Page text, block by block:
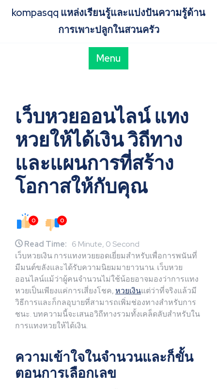
kompasqq แหล่งเรียนรู้และแบ่งปันความรู้ด้าน
การเพาะปลูกในสวนครัว
Menu
เว็บหวยออนไลน์ แทง
หวยให้ได้เงิน วิถีทาง
และแผนการที่สร้าง
โอกาสให้กับคุณ
0 0
Read Time: 6 Minute, 0 Second
เว็บหวยเงิน การแทงหวยยอดเยี่ยมสำหรับเพื่อการพนันที่
มีมนต์ขลังและได้รับความนิยมมายาวนาน. เว็บหวย
ออนไลน์แม้ว่าผู้คนจำนวนไม่ใช้น้อยอาจมองว่าการแทง
หวยเป็นเพียงแค่การเสี่ยงโชค,หวยเงินแต่ว่าที่จริงแล้วมี
วิธีการและก็กลอุบายที่สามารถเพิ่มช่องทางสำหรับการ
ชนะ. บทความนี้จะเสนอวิถีทางรวมทั้งเคล็ดลับสำหรับใน
การแทงหวยให้ได้เงิน.
ความเข้าใจในจำนวนและก็ขั้น
ตอนการเลือกเลข